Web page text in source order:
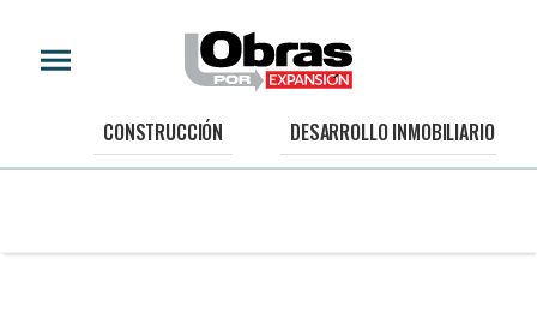
CONSTRUCCIÓN DESARROLLO INMOBILIARIO